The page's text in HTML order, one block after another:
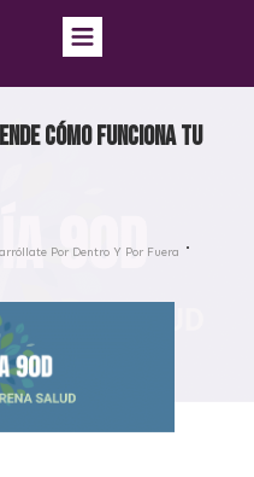
cómo funciona tu
Por Dentro Y Por Fuera